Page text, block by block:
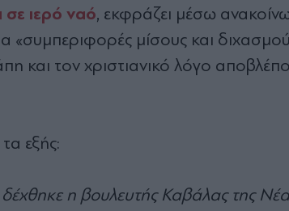
σε ιερό ναό, εκφράζει μέσω
«συμπεριφορές μίσους και
και τον χριστιανικό λόγο
εξής:
η βουλευτής Καβάλας της